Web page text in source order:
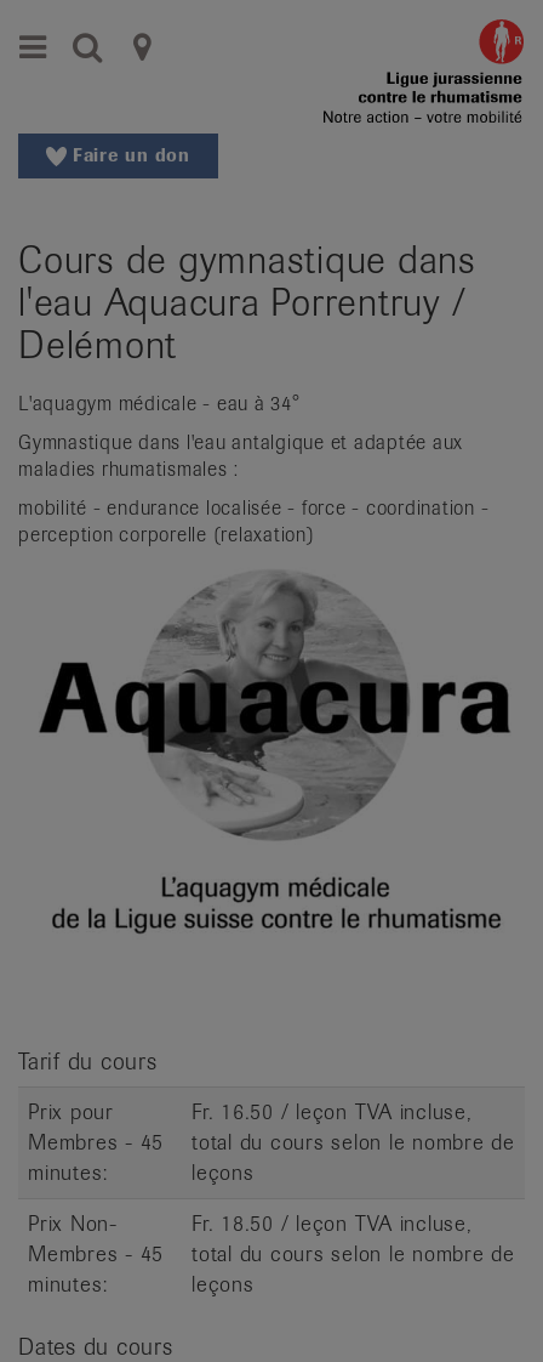
vers
au
Aller
Changer
de
région
Changer
langue:
de
Faire un don
Cours de gymnastique dans
l'eau Aquacura Porrentruy /
Delémont
L'aquagym médicale - eau à 34°
Gymnastique dans l'eau antalgique et adaptée aux
maladies rhumatismales :
mobilité - endurance localisée - force - coordination -
perception corporelle (relaxation)
Tarif du cours
Prix pour
Membres - 45
minutes:
Fr. 16.50 / leçon TVA incluse,
total du cours selon le nombre de
leçons
Prix Non-
Membres - 45
minutes:
Fr. 18.50 / leçon TVA incluse,
total du cours selon le nombre de
leçons
Dates du cours
Menu Recherche
Ligues
contre
le
|
Organisations
nationales
de
patients